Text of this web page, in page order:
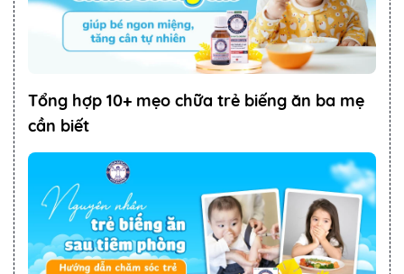
Tổng hợp 10+ mẹo chữa trẻ biếng ăn ba mẹ
cần biết